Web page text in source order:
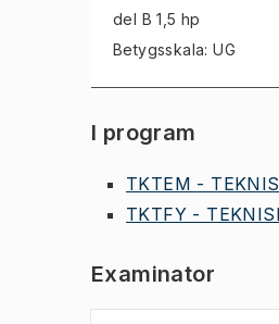
del B 1,5 hp
Betygsskala: UG
I program
TKTEM -
TKTFY -
Examinator